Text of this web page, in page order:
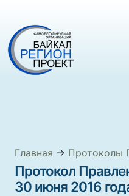
Главная → Протоколы
Протокол
30 июня 2016